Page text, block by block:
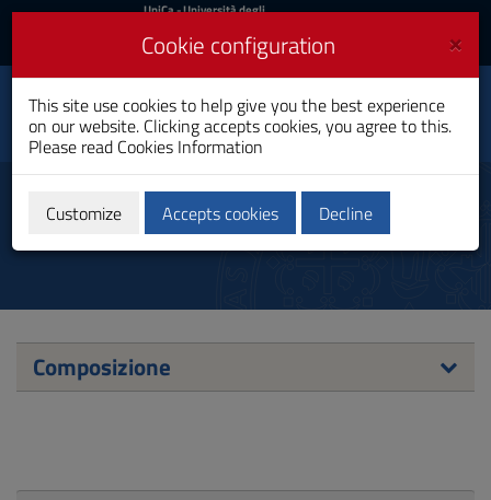
Skip
Content
to
Go
to
Footer
UniCa
Login
UniCa- Università degli
Login UniCA News
Toggle
navigation
Faculty of Humanities
Commissione Orientamento
Composizione
×
Cookie configuration
This site use cookies to help give you the best experience
on our website. Clicking accepts cookies, you agree to this.
Please read Cookies Information
Customize Accepts cookies Decline